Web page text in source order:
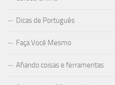
Dicas de Português
Faça Você Mesmo
Afiando coisas e ferramentas